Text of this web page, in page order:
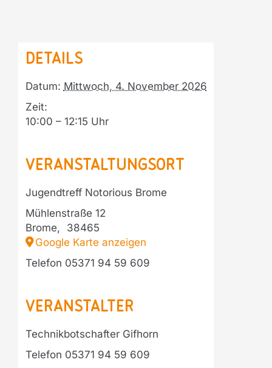
Details
Datum: Mittwoch, 4. November 2026
Zeit:
10:00 – 12:15
Veranstaltungsort
Jugendtreff Notorious Brome
Mühlenstraße 12
Brome,
38465
Google Karte anzeigen
Telefon 05371 94 59 609
Veranstalter
Technikbotschafter Gifhorn
Telefon 05371 94 59 609